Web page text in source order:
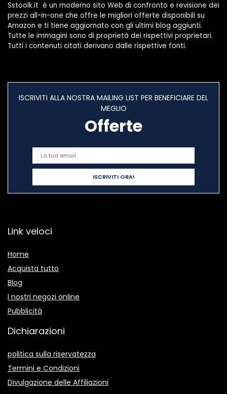
Sstoolk.it è un moderno sito Web di confronto e revisione dei
prezzi all-in-one che offre le migliori offerte disponibili su
Amazon e ti tiene aggiornato con gli ultimi blog aggiunti.
Tutte le immagini sono di proprietà dei rispettivi proprietari.
Tutti i contenuti citati derivano dalle rispettive fonti.
ISCRIVITI ALLA NOSTRA MAILING LIST PER BENEFICIARE DEL
MEGLIO
Offerte
Link veloci
Home
Acquista tutto
Blog
I nostri negozi online
Pubblicità
Dichiarazioni
politica sulla riservatezza
Termini e Condizioni
Divulgazione delle Affiliazioni